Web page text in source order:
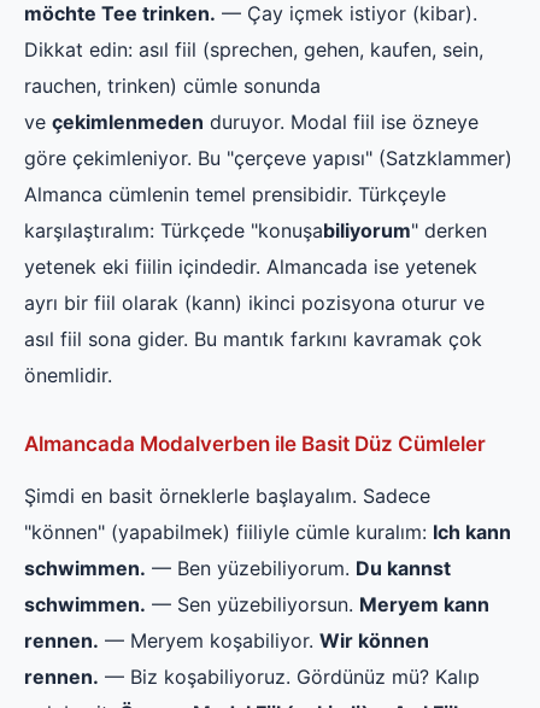
möchte Tee trinken. — Çay içmek istiyor (kibar).
Dikkat edin: asıl fiil (sprechen, gehen, kaufen, sein,
rauchen, trinken) cümle sonunda
ve çekimlenmeden duruyor. Modal fiil ise özneye
göre çekimleniyor. Bu "çerçeve yapısı" (Satzklammer)
Almanca cümlenin temel prensibidir. Türkçeyle
karşılaştıralım: Türkçede "konuşabiliyorum" derken
yetenek eki fiilin içindedir. Almancada ise yetenek
ayrı bir fiil olarak (kann) ikinci pozisyona oturur ve
asıl fiil sona gider. Bu mantık farkını kavramak çok
önemlidir.
Almancada Modalverben ile Basit Düz Cümleler
Şimdi en basit örneklerle başlayalım. Sadece
"können" (yapabilmek) fiiliyle cümle kuralım: Ich kann
schwimmen. — Ben yüzebiliyorum. Du kannst
schwimmen. — Sen yüzebiliyorsun. Meryem kann
rennen. — Meryem koşabiliyor. Wir können
rennen. — Biz koşabiliyoruz. Gördünüz mü? Kalıp